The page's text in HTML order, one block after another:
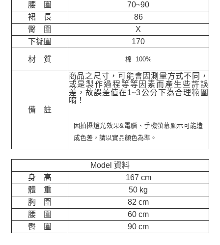
腰 圍
70~90
裙 長
86
臀 圍
X
下擺圍
170
材 質 棉 100%
備 註
商品之尺寸，可能會因測量方式不同，
或是製作過程等等因素而產生些許誤
差，故誤差值在1~3公分下為合理範圍
唷！
因拍攝燈光效果&電腦、手機螢幕顯示可能造
成色差，請以實品顏色為準。
Model 資料
身 高
167 cm
體 重
50 kg
胸 圍
82 cm
腰 圍
60 cm
臀 圍
90 cm